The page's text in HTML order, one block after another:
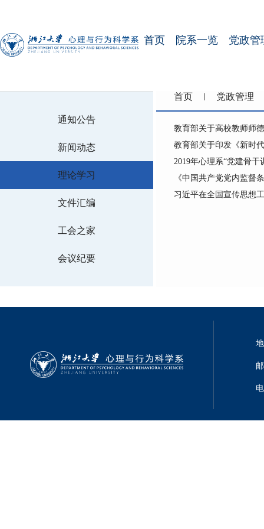
首页 院系一览 党政管
通知公告
新闻动态
理论学习
文件汇编
工会之家
会议纪要
首页 党政管理
教育部关于高校教师师
教育部关于印发《新时
2019年心理系“党建骨
《中国共产党党内监督
习近平在全国宣传思想